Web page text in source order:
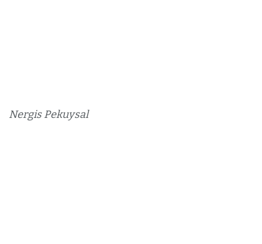
Nergis Pekuysal